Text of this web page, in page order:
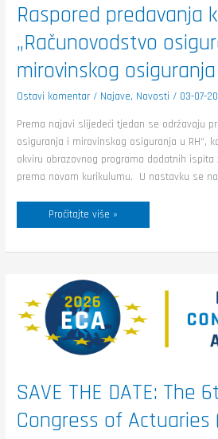
Raspored predavanja
„Računovodstvo
mirovinskog osiguranja
Ostavi komentar / Najave, Novosti / 03-07-
Prema najavi slijedeći tjedan se održavaju
osiguranja i mirovinskog osiguranja u RH“,
okviru obrazovnog programa dodatnih
prema novom kurikulumu. U nastavku se
Pročitajte više »
SAVE THE DATE: The
Congress of Actuaries
SAVE
THE
DATE:
The
6th European
Congress
of
Actuaries
United
in
Diversity